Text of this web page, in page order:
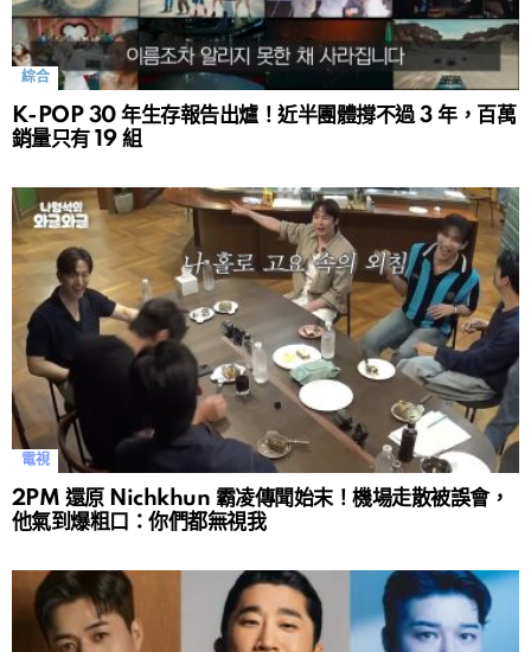
綜合
K-POP 30 年生存報告出爐！近半團體撐不過 3 年，百萬
銷量只有 19 組
電視
2PM 還原 Nichkhun 霸凌傳聞始末！機場走散被誤會，
他氣到爆粗口：你們都無視我